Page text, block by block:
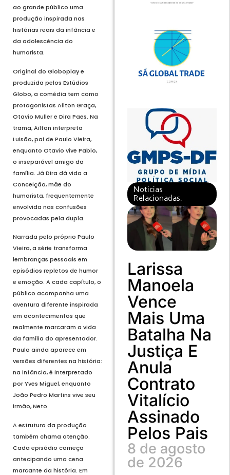
ao grande público uma
produção inspirada nas
histórias reais da infância e
da adolescência do
humorista.
Original do Globoplay e
produzida pelos Estúdios
Globo, a comédia tem como
protagonistas Ailton Graça,
Otavio Muller e Dira Paes. Na
trama, Ailton interpreta
Luisão, pai de Paulo Vieira,
enquanto Otavio vive Pablo,
o inseparável amigo da
família. Já Dira dá vida a
Conceição, mãe do
humorista, frequentemente
envolvida nas confusões
provocadas pela dupla.
Narrada pelo próprio Paulo
Vieira, a série transforma
lembranças pessoais em
episódios repletos de humor
e emoção. A cada capítulo, o
público acompanha uma
aventura diferente inspirada
em acontecimentos que
realmente marcaram a vida
da família do apresentador.
Paulo ainda aparece em
versões diferentes na história:
na infância, é interpretado
por Yves Miguel, enquanto
João Pedro Martins vive seu
irmão, Neto.
A estrutura da produção
também chama atenção.
Cada episódio começa
antecipando uma cena
marcante da história. Em
Noticias
Relacionadas.
Larissa
Manoela
Vence
Mais Uma
Batalha Na
Justiça E
Anula
Contrato
Vitalício
Assinado
Pelos Pais
8 de agosto
de 2026